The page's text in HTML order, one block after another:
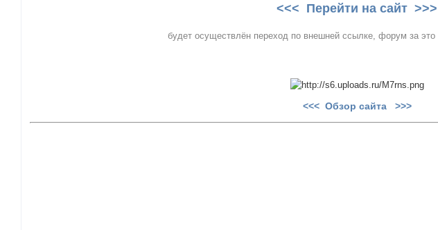
<<< Перейти на сайт >>>
будет осуществлён переход по внешней ссылке, форум за это
<<< Обзор сайта >>>